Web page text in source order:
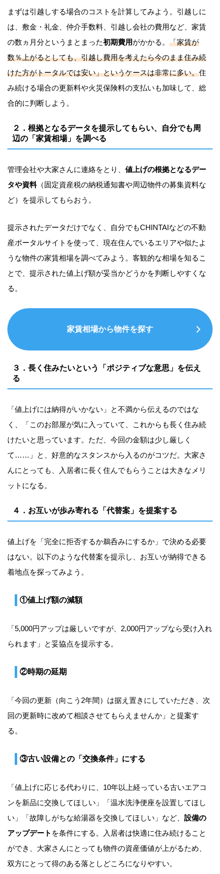
まずは引越しする場合のコストを計算してみよう。引越しに
は、敷金・礼金、仲介手数料、引越し会社の費用など、家賃
の数ヵ月分というまとまった初期費用がかかる。 「家賃が
数％上がるとしても、引越し費用を考えたら今のまま住み続
けた方がトータルでは安い」というケースは非常に多い。住
み続ける場合の更新料や火災保険料の支払いも加味して、総
合的に判断しよう。
２．根拠となるデータを提示してもらい、自分でも周
辺の「家賃相場」を調べる
管理会社や大家さんに連絡をとり、 値上げの根拠となるデー
タや資料（固定資産税の納税通知書や周辺物件の募集資料な
ど）を提示してもらおう。
提示されたデータだけでなく、自分でもCHINTAIなどの不動
産ポータルサイトを使って、現在住んでいるエリアや似たよ
うな物件の家賃相場を調べてみよう。客観的な相場を知るこ
とで、提示された値上げ額が妥当かどうかを判断しやすくな
る。
家賃相場から物件を探す
３．長く住みたいという「ポジティブな意思」を伝え
る
「値上げには納得がいかない」と不満から伝えるのではな
く、「このお部屋が気に入っていて、これからも長く住み続
けたいと思っています。ただ、今回の金額は少し厳しく
て……」と、好意的なスタンスから入るのがコツだ。大家さ
んにとっても、入居者に長く住んでもらうことは大きなメリ
ットになる。
４．お互いが歩み寄れる「代替案」を提案する
値上げを「完全に拒否するか鵜呑みにするか」で決める必要
はない。以下のような代替案を提示し、お互いが納得できる
着地点を探ってみよう。
①値上げ額の減額
「5,000円アップは厳しいですが、2,000円アップなら受け入れ
られます」と妥協点を提示する。
②時期の延期
「今回の更新（向こう2年間）は据え置きにしていただき、次
回の更新時に改めて相談させてもらえませんか」と提案す
る。
③古い設備との「交換条件」にする
「値上げに応じる代わりに、10年以上経っている古いエアコ
ンを新品に交換してほしい」「温水洗浄便座を設置してほし
い」「故障しがちな給湯器を交換してほしい」など、 設備の
アップデート を条件にする。入居者は快適に住み続けること
ができ、大家さんにとっても物件の資産価値が上がるため、
双方にとって得のある落としどころになりやすい。